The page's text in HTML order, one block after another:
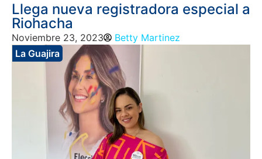
Llega nueva registradora especial a
Riohacha
Noviembre 23, 2023
Betty Martinez
La Guajira